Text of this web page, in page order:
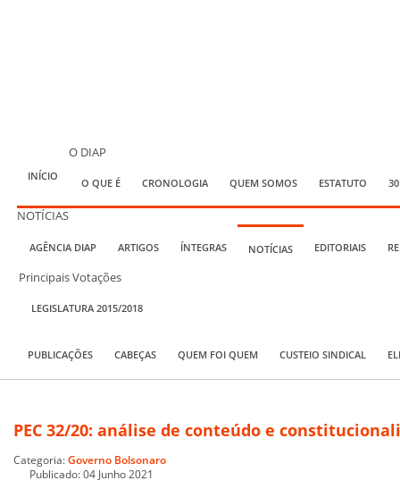
INÍCIO
O DIAP
O QUE É CRONOLOGIA QUEM SOMOS ESTATUTO
NOTÍCIAS
AGÊNCIA DIAP ARTIGOS ÍNTEGRAS NOTÍCIAS EDITORIAIS
Principais Votações
LEGISLATURA 2015/2018
PUBLICAÇÕES CABEÇAS QUEM FOI QUEM CUSTEIO SINDICAL
PEC 32/20: análise de conteúdo e
Categoria:Governo Bolsonaro
Publicado: 04 Junho 2021